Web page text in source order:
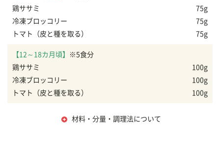
鶏ササミ
冷凍ブロッコリー
トマト（皮と種を取る）
75g
75g
75g
【12～18カ月頃】
※5食分
鶏ササミ
冷凍ブロッコリー
トマト（皮と種を取る）
100g
100g
100g
材料・分量・調理法について